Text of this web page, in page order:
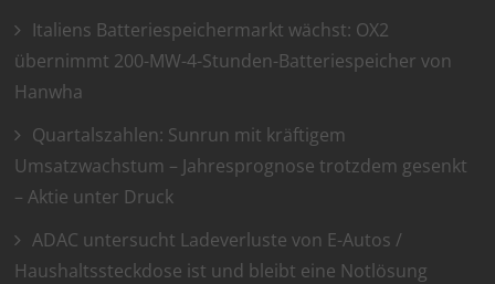
Italiens Batteriespeichermarkt wächst: OX2
übernimmt 200-MW-4-Stunden-Batteriespeicher von
Hanwha
Quartalszahlen: Sunrun mit kräftigem
Umsatzwachstum – Jahresprognose trotzdem gesenkt
– Aktie unter Druck
ADAC untersucht Ladeverluste von E-Autos /
Haushaltssteckdose ist und bleibt eine Notlösung